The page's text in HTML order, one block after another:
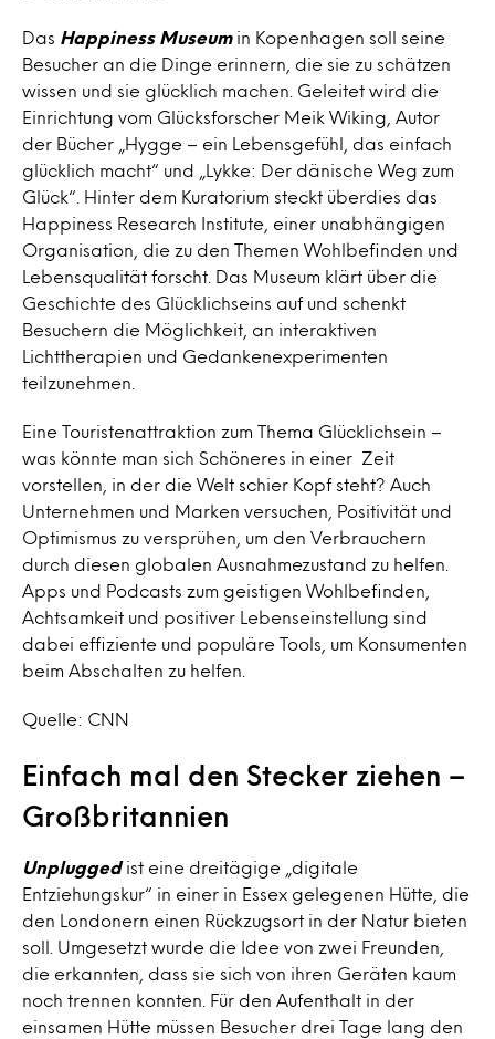
Das Happiness Museum in Kopenhagen soll seine
Besucher an die Dinge erinnern, die sie zu schätzen
wissen und sie glücklich machen. Geleitet wird die
Einrichtung vom Glücksforscher Meik Wiking, Autor
der Bücher „Hygge – ein Lebensgefühl, das einfach
glücklich macht“ und „Lykke: Der dänische Weg zum
Glück“. Hinter dem Kuratorium steckt überdies das
Happiness Research Institute, einer unabhängigen
Organisation, die zu den Themen Wohlbefinden und
Lebensqualität forscht. Das Museum klärt über die
Geschichte des Glücklichseins auf und schenkt
Besuchern die Möglichkeit, an interaktiven
Lichttherapien und Gedankenexperimenten
teilzunehmen.
Eine Touristenattraktion zum Thema Glücklichsein –
was könnte man sich Schöneres in einer Zeit
vorstellen, in der die Welt schier Kopf steht? Auch
Unternehmen und Marken versuchen, Positivität und
Optimismus zu versprühen, um den Verbrauchern
durch diesen globalen Ausnahmezustand zu helfen.
Apps und Podcasts zum geistigen Wohlbefinden,
Achtsamkeit und positiver Lebenseinstellung sind
dabei effiziente und populäre Tools, um Konsumenten
beim Abschalten zu helfen.
Quelle: CNN
Einfach mal den Stecker ziehen –
Großbritannien
Unpluggedist eine dreitägige „digitale
Entziehungskur“ in einer in Essex gelegenen Hütte, die
den Londonern einen Rückzugsort in der Natur bieten
soll. Umgesetzt wurde die Idee von zwei Freunden,
die erkannten, dass sie sich von ihren Geräten kaum
noch trennen konnten. Für den Aufenthalt in der
einsamen Hütte müssen Besucher drei Tage lang den